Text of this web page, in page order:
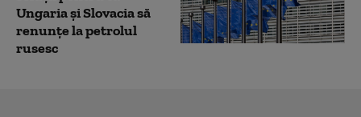
Ungaria și Slovacia să
renunțe la petrolul
rusesc